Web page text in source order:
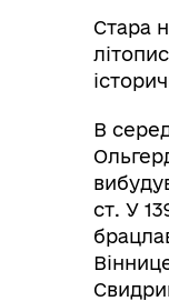
Стара
В
ст. У